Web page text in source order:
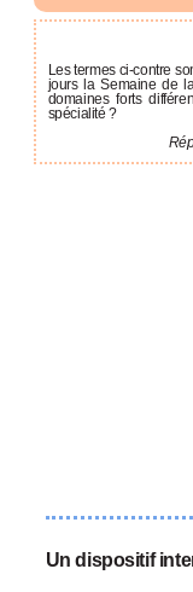
Les termes ci-contre
jours la Semaine de
domaines forts
spécialité ?
Un dispositif